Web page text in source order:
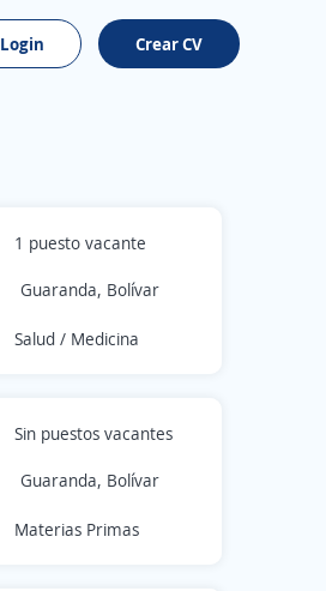
Login Crear CV
1 puesto vacante
Guaranda, Bolívar
Salud / Medicina
Sin puestos vacantes
Guaranda, Bolívar
Materias Primas